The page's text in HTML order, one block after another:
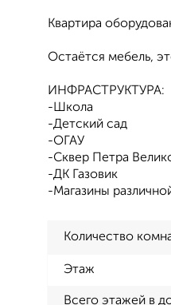
Квартира
Остаётся мебель,
ИНФРАСТРУКТУРА:
-Школа
-Детский сад
-ОГАУ
-Сквер Петра
-ДК Газовик
-Магазины
Количество
Этаж
Всего этажей в